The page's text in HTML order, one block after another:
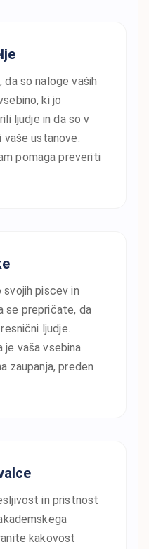
so naloge vaših
ki jo
ljudje in da so v
vaše ustanove.
pomaga preveriti
piscev in
se prepričate, da
ljudje.
vaša vsebina
zaupanja, preden
in pristnost
kakovost